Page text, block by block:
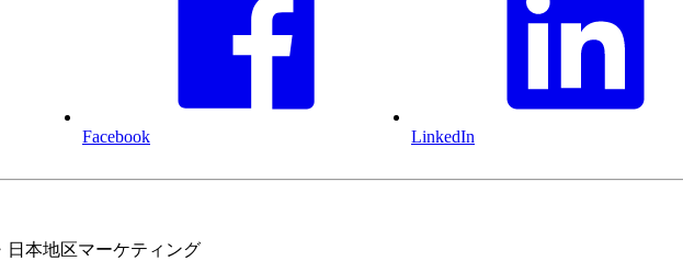
Facebook LinkedIn
日本地区マーケティング